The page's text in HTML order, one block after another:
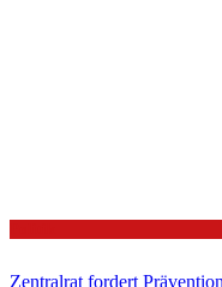
Zentralrat fordert